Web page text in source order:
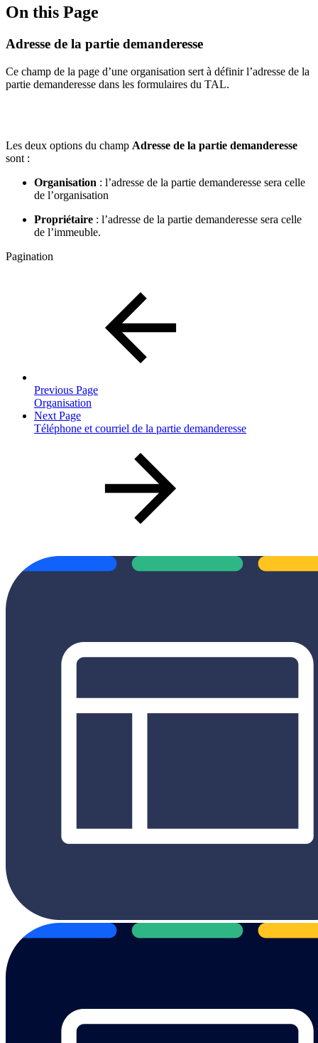
On this Page
Adresse de la partie demanderesse
Ce champ de la page d’une organisation sert à définir l’adresse de la
partie demanderesse dans les formulaires du TAL.
Les deux options du champ Adresse de la partie demanderesse
sont :
Organisation : l’adresse de la partie demanderesse sera celle
de l’organisation
Propriétaire : l’adresse de la partie demanderesse sera celle
de l’immeuble.
Pagination
Previous Page
Organisation
Next Page
Téléphone et courriel de la partie demanderesse